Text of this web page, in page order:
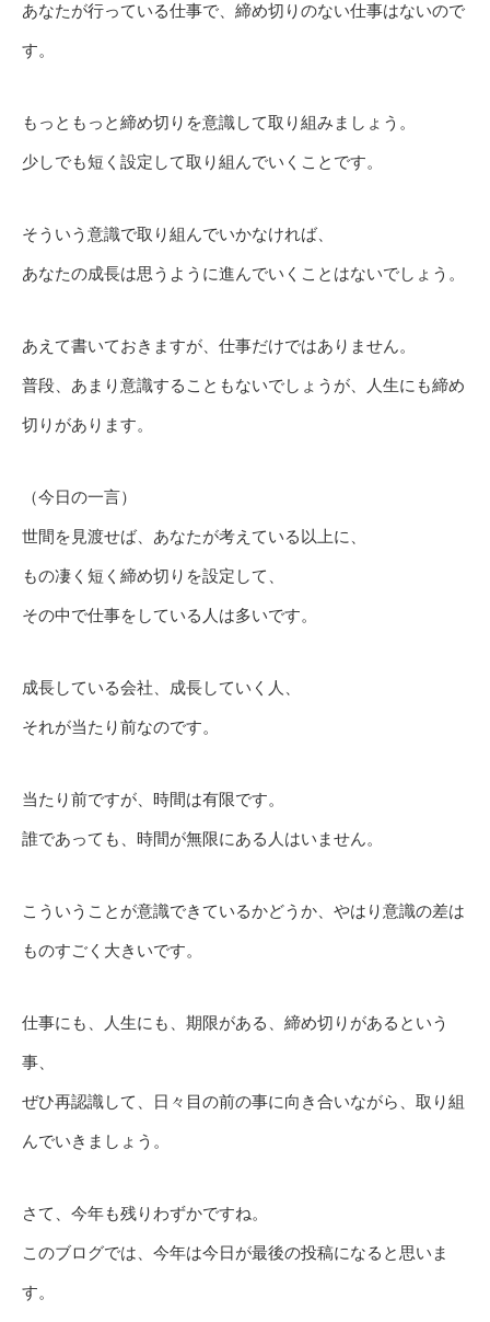
あなたが行っている仕事で、締め切りのない仕事はないので
す。
もっともっと締め切りを意識して取り組みましょう。
少しでも短く設定して取り組んでいくことです。
そういう意識で取り組んでいかなければ、
あなたの成長は思うように進んでいくことはないでしょう。
あえて書いておきますが、仕事だけではありません。
普段、あまり意識することもないでしょうが、人生にも締め
切りがあります。
（今日の一言）
世間を見渡せば、あなたが考えている以上に、
もの凄く短く締め切りを設定して、
その中で仕事をしている人は多いです。
成長している会社、成長していく人、
それが当たり前なのです。
当たり前ですが、時間は有限です。
誰であっても、時間が無限にある人はいません。
こういうことが意識できているかどうか、やはり意識の差は
ものすごく大きいです。
仕事にも、人生にも、期限がある、締め切りがあるという
事、
ぜひ再認識して、日々目の前の事に向き合いながら、取り組
んでいきましょう。
さて、今年も残りわずかですね。
このブログでは、今年は今日が最後の投稿になると思いま
す。